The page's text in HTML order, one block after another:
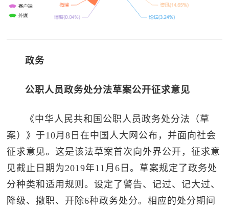
政务
公职人员政务处分法草案公开征求意见
《中华人民共和国公职人员政务处分法（草
案）》于10月8日在中国人大网公布，并面向社会
征求意见。这是该法草案首次向外界公开，征求意
见截止日期为2019年11月6日。草案规定了政务处
分种类和适用规则。设定了警告、记过、记大过、
降级、撤职、开除6种政务处分。相应的处分期间